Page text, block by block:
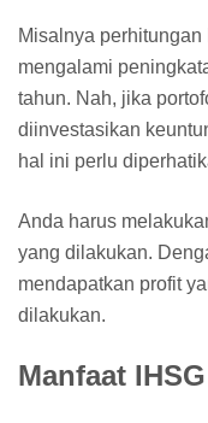
Misalnya
mengalami
tahun. Nah, jika
diinvestasikan
hal ini perlu
Anda harus
yang dilakukan.
mendapatkan profit
dilakukan.
Manfaat IHSG